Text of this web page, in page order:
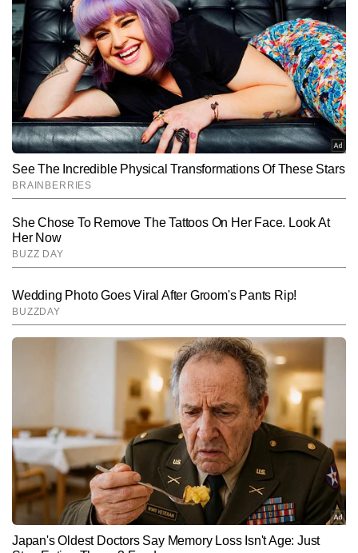
रवि वैश्य टाइम्स नाउ नवभारत डिजिटल के न्यूज डेस्क पर कार्यरत एक सीनियर
जर्नलिस्ट हैं, जिन्हें पत्रकारिता में 20 वर्षों का व्यापक अनुभव हासिल है। खबरों की
बारीकियों को समझने और तेजी से प्रस्तुत करने में उनकी विशेष दक्षता है। टीवी
पत्रकारिता में रिपोर्टिंग और डेस्क—दोनों क्षेत्रों में अनुभव होने के कारण वे समाचारों
को बहुआयामी दृष्टिकोण से देखते हैं। देश–दुनिया की ताजातरीन अपडेट्स, ब्रेकिंग
न्यूज, एक्सप्लेनर और विशेष स्टोरीज तैयार करने में वे सिद्धहस्त हैं। उनकी
प्राथमिकता हमेशा यही रही है कि हर खबर तेज, सटीक और जानकारीपूर्ण रूप में
पाठकों तक पहुंचे। रवि वैश्य अब तक 22,000 से अधिक खबरें लिख चुके हैं, जिनमें
कई एक्सक्लूसिव रिपोर्ट्स, इंटरव्यू, ग्राउंड रिपोर्ट्स, विश्लेषण और एक्सप्लेनर
शामिल हैं।
और पढ़ें
Follow Us:
Subscribe to our daily Newsletter!